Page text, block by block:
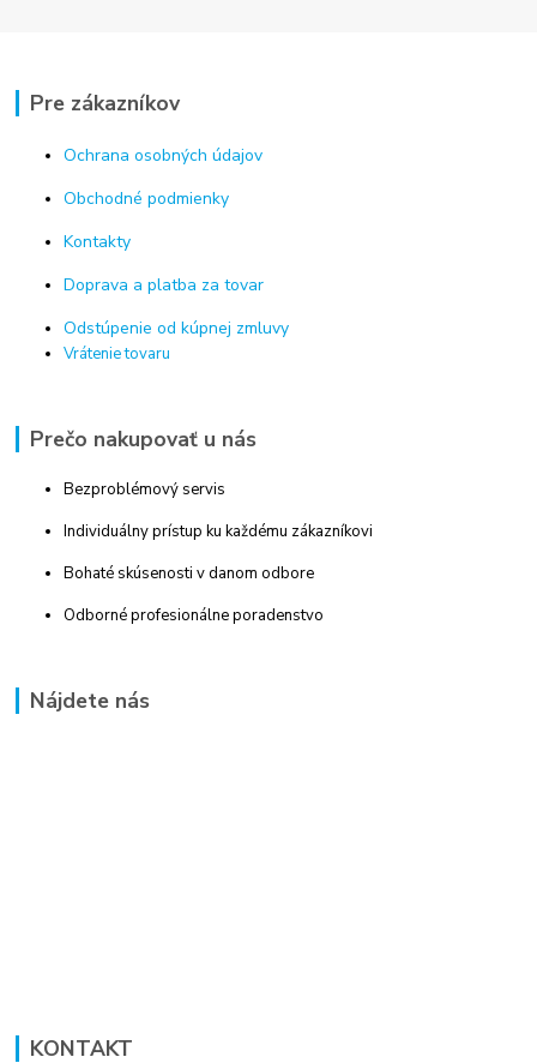
Pre zákazníkov
Ochrana osobných údajov
Obchodné podmienky
Kontakty
Doprava a platba za tovar
Odstúpenie od kúpnej zmluvy
Vrátenie tovaru
Prečo nakupovať u nás
Bezproblémový servis
Individuálny prístup ku každému zákazníkovi
Bohaté skúsenosti v danom odbore
Odborné profesionálne poradenstvo
Nájdete nás
KONTAKT